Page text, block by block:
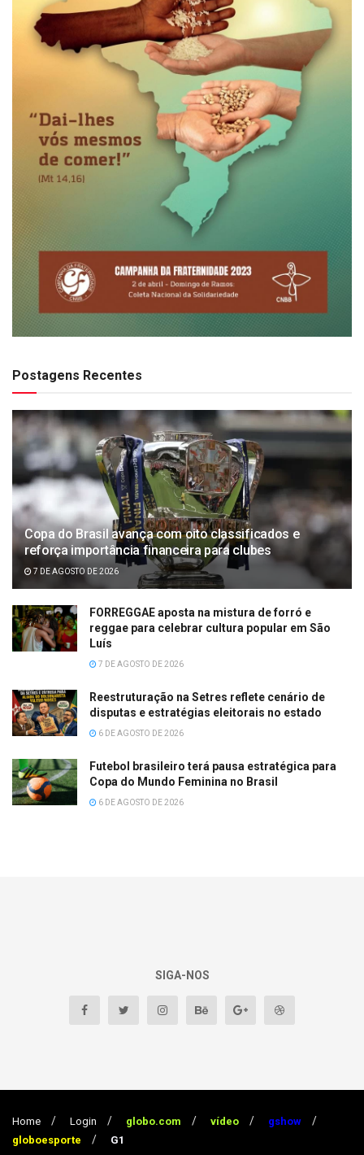
Postagens Recentes
Copa do Brasil avança com oito classificados e
reforça importância financeira para clubes
7 DE AGOSTO DE 2026
FORREGGAE aposta na mistura de forró e
reggae para celebrar cultura popular em São
Luís
7 DE AGOSTO DE 2026
Reestruturação na Setres reflete cenário de
disputas e estratégias eleitorais no estado
6 DE AGOSTO DE 2026
Futebol brasileiro terá pausa estratégica para
Copa do Mundo Feminina no Brasil
6 DE AGOSTO DE 2026
SIGA-NOS
Home Login globo.com vídeo
gshow
globoesporte
G1